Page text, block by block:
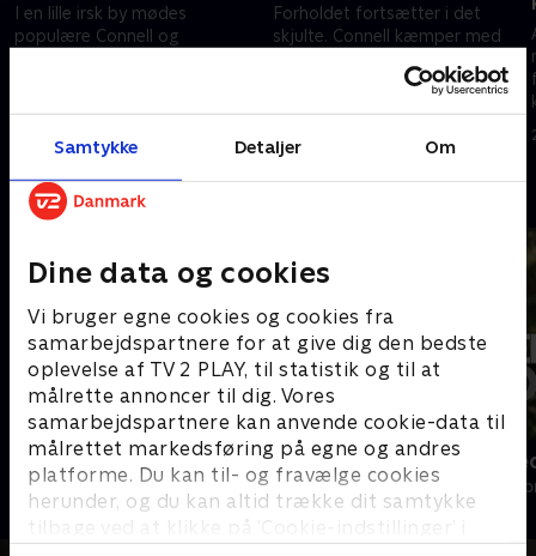
Samtykke Detaljer Om
Dine data og cookies
Vi bruger egne cookies og cookies fra
samarbejdspartnere for at give dig den bedste
oplevelse af TV 2 PLAY, til statistik og til at
målrette annoncer til dig. Vores
samarbejdspartnere kan anvende cookie-data til
målrettet markedsføring på egne og andres
platforme. Du kan til- og fravælge cookies
herunder, og du kan altid trække dit samtykke
tilbage ved at klikke på ’Cookie-indstillinger’ i
I en lille irsk by mødes
populære Connell og
relation.
13. juni 2026 • 28 min
Forholdet fortsætter i det
skjulte. Connell kæmper med
Marianne får sværere ved at
13. juni 2026 • 28 min
Andre så også
Klovn
Komedie • 11 sæsoner
Perfekte
Drama • 3